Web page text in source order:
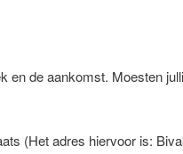
de aankomst. Moesten
(Het adres hiervoor is: